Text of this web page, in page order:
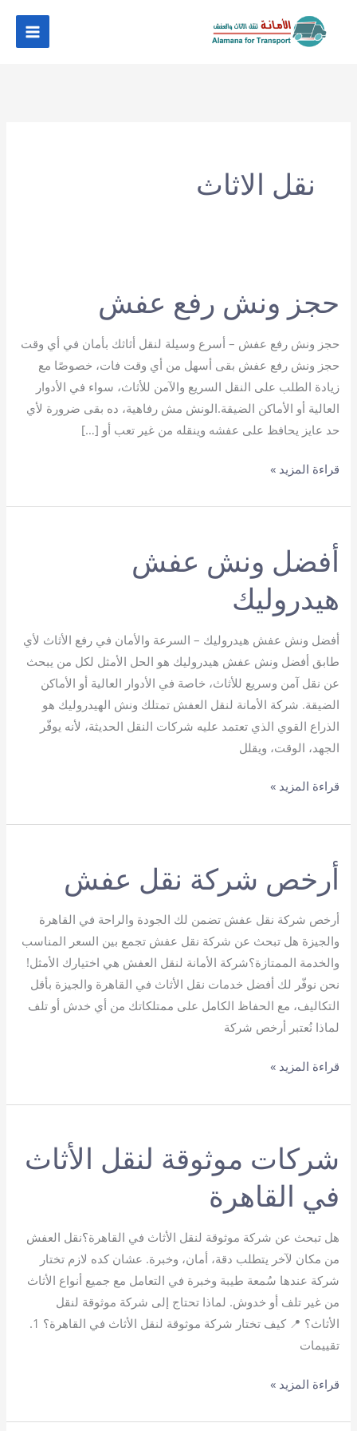
نقل الاثاث
حجز ونش رفع عفش
حجز ونش رفع عفش – أسرع وسيلة لنقل أثاثك بأمان في أي وقت
حجز ونش رفع عفش بقى أسهل من أي وقت فات، خصوصًا مع
زيادة الطلب على النقل السريع والآمن للأثاث، سواء في الأدوار
العالية أو الأماكن الضيقة.الونش مش رفاهية، ده بقى ضرورة لأي
حد عايز يحافظ على عفشه وينقله من غير تعب أو […]
حجز
رفع
قراءة المزيد »
أفضل ونش عفش
هيدروليك
أفضل ونش عفش هيدروليك – السرعة والأمان في رفع الأثاث لأي
طابق أفضل ونش عفش هيدروليك هو الحل الأمثل لكل من يبحث
عن نقل آمن وسريع للأثاث، خاصة في الأدوار العالية أو الأماكن
الضيقة. شركة الأمانة لنقل العفش تمتلك ونش الهيدروليك هو
الذراع القوي الذي تعتمد عليه شركات النقل الحديثة، لأنه يوفّر
الجهد، الوقت، ويقلل
أفضل
عفش
قراءة المزيد »
أرخص شركة نقل عفش
أرخص شركة نقل عفش تضمن لك الجودة والراحة في القاهرة
والجيزة هل تبحث عن شركة نقل عفش تجمع بين السعر المناسب
والخدمة الممتازة؟شركة الأمانة لنقل العفش هي اختيارك الأمثل!
نحن نوفّر لك أفضل خدمات نقل الأثاث في القاهرة والجيزة بأقل
التكاليف، مع الحفاظ الكامل على ممتلكاتك من أي خدش أو تلف
لماذا نُعتبر أرخص شركة
أرخص
نقل
قراءة المزيد »
شركات موثوقة لنقل الأثاث
في القاهرة
هل تبحث عن شركة موثوقة لنقل الأثاث في القاهرة؟نقل العفش
من مكان لآخر يتطلب دقة، أمان، وخبرة. عشان كده لازم تختار
شركة عندها سُمعة طيبة وخبرة في التعامل مع جميع أنواع الأثاث
من غير تلف أو خدوش. لماذا تحتاج إلى شركة موثوقة لنقل
الأثاث؟ 📍 كيف تختار شركة موثوقة لنقل الأثاث في القاهرة؟ 1.
تقييمات
شركات
لنقل
قراءة المزيد »